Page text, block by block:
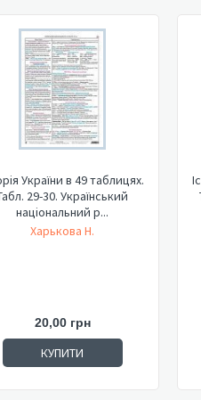
України в 49 таблицях.
29-30. Український
національний р...
Харькова Н.
20,00 грн
КУПИТИ